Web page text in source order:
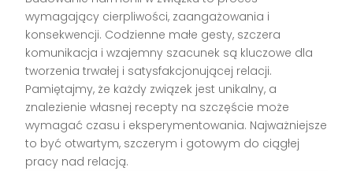
wymagający cierpliwości, zaangażowania i
konsekwencji. Codzienne małe gesty, szczera
komunikacja i wzajemny szacunek są kluczowe dla
tworzenia trwałej i satysfakcjonującej relacji.
Pamiętajmy, że każdy związek jest unikalny, a
znalezienie własnej recepty na szczęście może
wymagać czasu i eksperymentowania. Najważniejsze
to być otwartym, szczerym i gotowym do ciągłej
pracy nad relacją.